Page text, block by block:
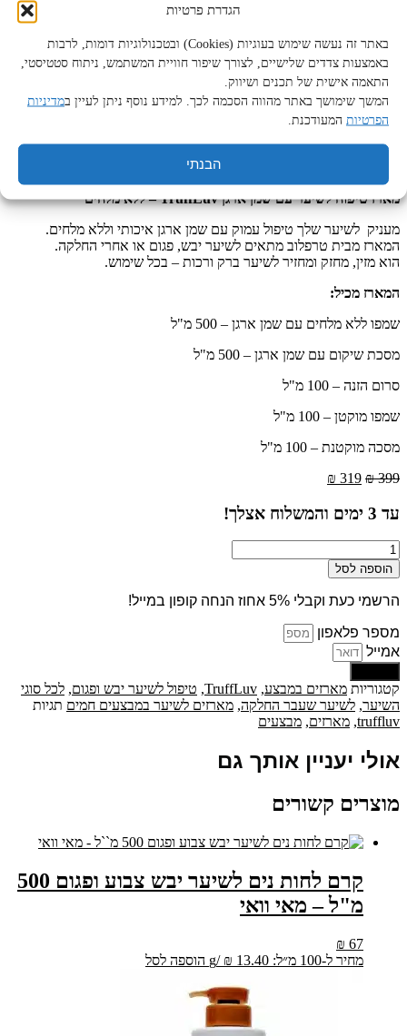
הגדרת פרטיות
באתר זה נעשה שימוש בעוגיות (Cookies) ובטכנולוגיות דומות, לרבות
באמצעות צדדים שלישיים, לצורך שיפור חוויית המשתמש, ניתוח סטטיסטי,
התאמה אישית של תכנים ושיווק.
המשך שימושך באתר מהווה הסכמה לכך. למידע נוסף ניתן לעיין במדיניות
הפרטיות המעודכנת.
הבנתי
עמוד הבית/מותגים/
TruffLuv
מלחים – 5 יחידות
מארז טיפוח לשיער עם שמן ארגן TruffLuv – ללא מלחים
מעניק לשיער שלך טיפול עמוק עם שמן ארגן איכותי וללא מלחים.
המארז מבית טרפלוב מתאים לשיער יבש, פגום או אחרי החלקה.
הוא מזין, מחזק ומחזיר לשיער ברק ורכות – בכל שימוש.
המארז מכיל:
שמפו ללא מלחים עם שמן ארגן – 500 מ"ל
מסכת שיקום עם שמן ארגן – 500 מ"ל
סרום הזנה – 100 מ"ל
שמפו מוקטן – 100 מ"ל
מסכה מוקטנת – 100 מ"ל
₪399
המחיר
היה:
₪ 319
הוא:
עד 3 ימים והמשלוח אצלך!
כמות
של
מארז
/
ארגן
TruffLuv
ללא
מלחים
-
5
יחידות
הוספה לסל
הרשמי כעת וקבלי 5% אחוז הנחה קופון במייל!
מספר פלאפון
אמייל
קטגוריות מארזים במבצע,
TruffLuv
, טיפול לשיער יבש ופגום, לכל סוגי
השיער, לשיער שעבר החלקה, מארזים לשיער במבצעים חמים תגיות
truffluv
, מארזים, מבצעים
אולי יעניין אותך גם
מוצרים קשורים
קרם לחות נים לשיער יבש צבוע ופגום 500
מ"ל – מאי וואי
₪ 67
מחיר ל-100 מ״ל:
₪ 13.40
/
g הוספה לסל